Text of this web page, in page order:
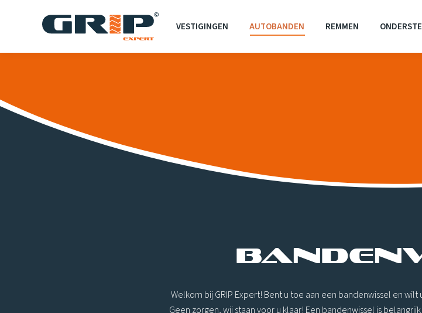
VESTIGINGEN AUTOBANDEN REMMEN
Welkom bij GRIP Expert! Bent u toe aan een bandenwissel en
Geen zorgen, wij staan voor u klaar! Een bandenwissel is